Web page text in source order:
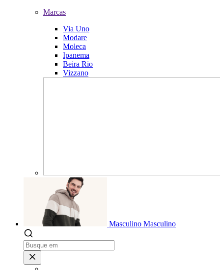
Marcas
Via Uno
Modare
Moleca
Ipanema
Beira Rio
Vizzano
Masculino Masculino